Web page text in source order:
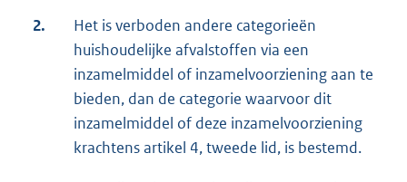
2.
Het is verboden andere categorieën
huishoudelijke afvalstoffen via een
inzamelmiddel of inzamelvoorziening aan te
bieden, dan de categorie waarvoor dit
inzamelmiddel of deze inzamelvoorziening
krachtens artikel 4, tweede lid, is bestemd.